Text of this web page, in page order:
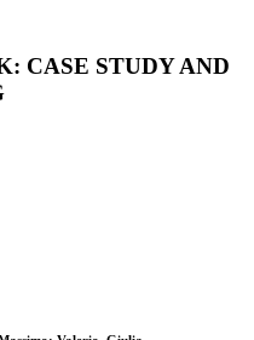
CASE STUDY AND